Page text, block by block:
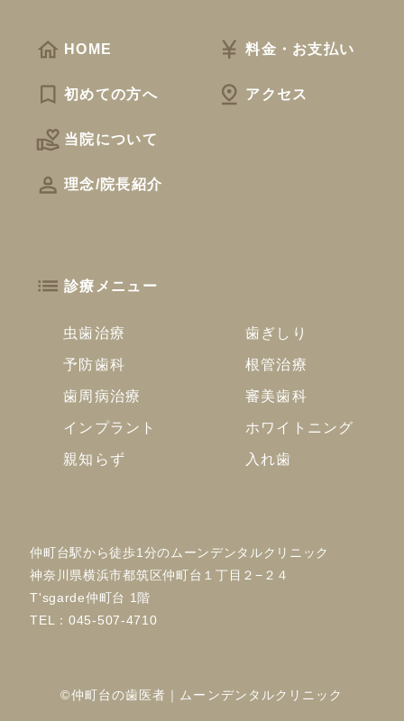
HOME
初めての方へ
当院について
理念/院長紹介
料金・お支払い
アクセス
診療メニュー
虫歯治療
歯ぎしり
予防歯科
根管治療
歯周病治療
審美歯科
インプラント
ホワイトニング
親知らず
入れ歯
仲町台駅から徒歩1分のムーンデンタルクリニック
神奈川県横浜市都筑区仲町台１丁目２−２４
T'sgarde仲町台 1階
TEL：045-507-4710
©仲町台の歯医者｜ムーンデンタルクリニック